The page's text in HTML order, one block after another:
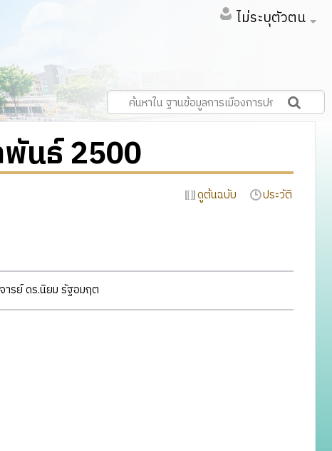
ไม่ระบุตัวตน
นธ์ 2500
ดูต้นฉบับ ประวัติ
รย์ ดร.นิยม รัฐอมฤต